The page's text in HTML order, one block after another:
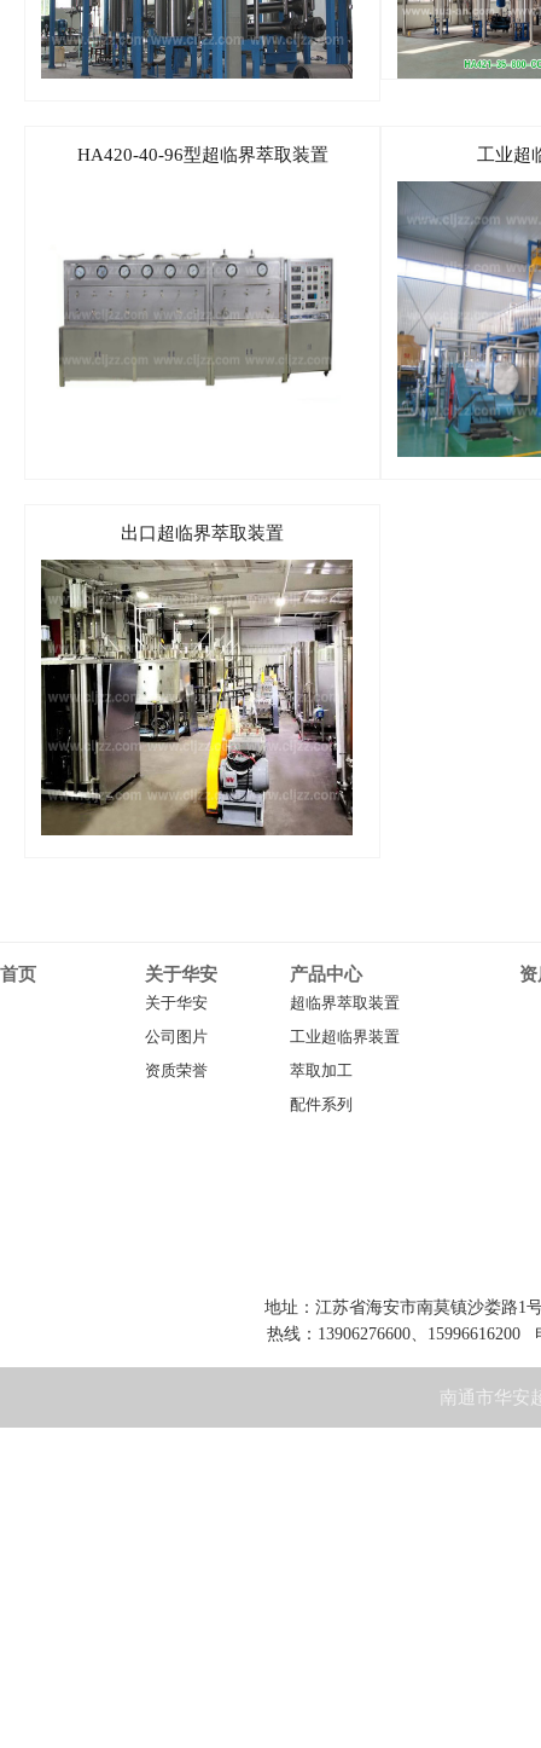
HA420-40-96型超临界萃取装置 工业超
出口超临界萃取装置
首页 关于华安
关于华安
公司图片
资质荣誉
产品中心
超临界萃取装置
工业超临界装置
萃取加工
配件系列
地址：江苏省海安市南莫镇沙娄路1
热线：13906276600、15996616200
南通市华